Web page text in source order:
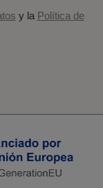
y la Política de